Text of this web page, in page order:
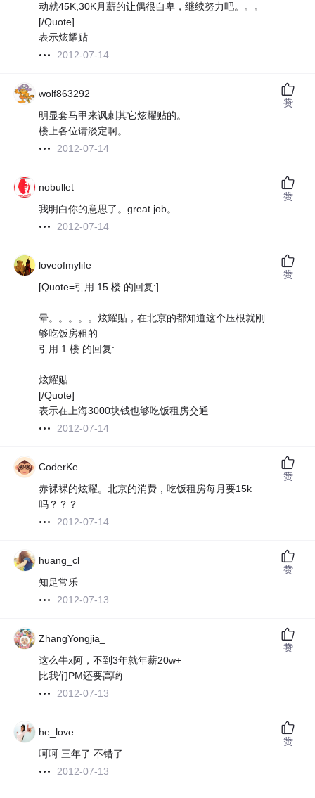
动就45K,30K月薪的让偶很自卑，继续努力吧。。。
[/Quote]
表示炫耀贴
2012-07-14
wolf863292
明显套马甲来讽刺其它炫耀贴的。
楼上各位请淡定啊。
2012-07-14
赞
nobullet
我明白你的意思了。great job。
2012-07-14
赞
loveofmylife
[Quote=引用 15 楼 的回复:]
晕。。。。。炫耀贴，在北京的都知道这个压根就刚
够吃饭房租的
引用 1 楼 的回复:
炫耀贴
[/Quote]
表示在上海3000块钱也够吃饭租房交通
2012-07-14
赞
CoderKe
赤裸裸的炫耀。北京的消费，吃饭租房每月要15k
吗？？？
2012-07-14
赞
huang_cl
知足常乐
2012-07-13
赞
ZhangYongjia_
这么牛x阿，不到3年就年薪20w+
比我们PM还要高哟
2012-07-13
赞
he_love
呵呵 三年了 不错了
2012-07-13
赞